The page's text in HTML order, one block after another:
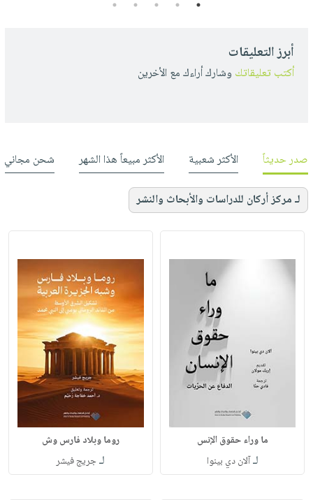
1
2
3
4
5
أبرز التعليقات
أكتب تعليقاتك وشارك أراءك مع الأخرين
صدر حديثاً الأكثر شعبية الأكثر مبيعاً هذا الشهر شحن مجاني
لـ مركز أركان للدراسات والأبحاث والنشر
ما وراء حقوق الإنس
لـآلان دي بينوا
روما وبلاد فارس وش
لـجريج فيشر